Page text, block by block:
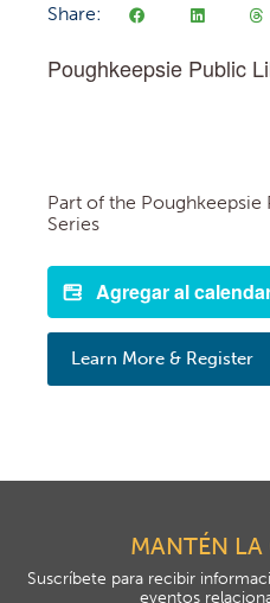
Share:
Poughkeepsie Public
Part of the Poughkeepsie
Series
Agregar al
Learn More & Register
MANTÉN
Suscríbete para recibir
eventos